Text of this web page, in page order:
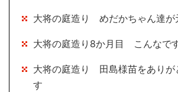
大将の庭造り めだかちゃん達が
大将の庭造り8か月目 こんな
大将の庭造り 田島様苗をありが
す